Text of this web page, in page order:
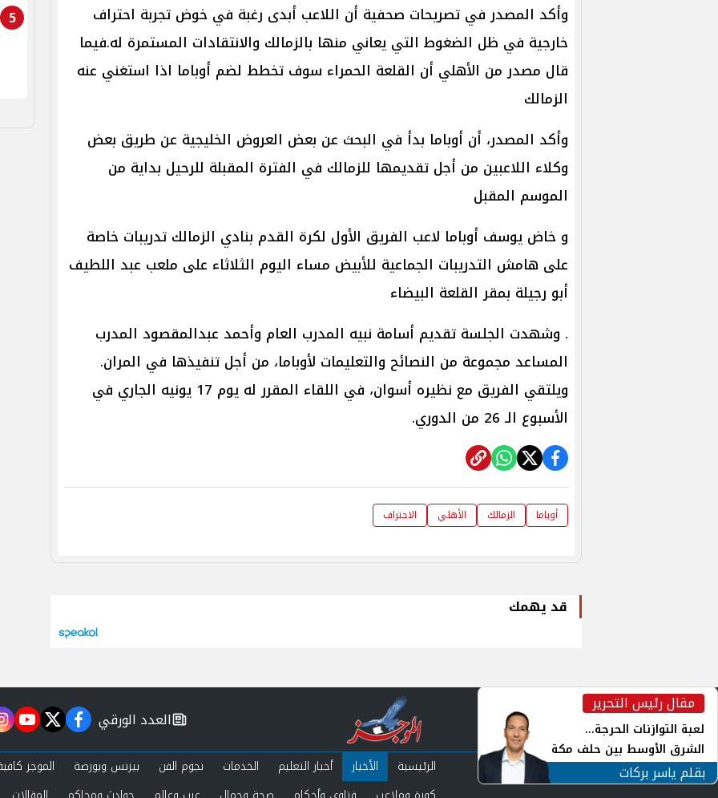
وأكد المصدر في تصريحات صحفية أن اللاعب أبدى رغبة في خوض تجربة احتراف
خارجية في ظل الضغوط التي يعاني منها بالزمالك والانتقادات المستمرة له.فيما
قال مصدر من الأهلي أن القلعة الحمراء سوف تخطط لضم أوباما اذا استغني عنه
الزمالك
وأكد المصدر، أن أوباما بدأ في البحث عن بعض العروض الخليجية عن طريق بعض
وكلاء اللاعبين من أجل تقديمها للزمالك في الفترة المقبلة للرحيل بداية من
الموسم المقبل
و خاض يوسف أوباما لاعب الفريق الأول لكرة القدم بنادي الزمالك تدريبات خاصة
على هامش التدريبات الجماعية للأبيض مساء اليوم الثلاثاء على ملعب عبد اللطيف
أبو رجيلة بمقر القلعة البيضاء
. وشهدت الجلسة تقديم أسامة نبيه المدرب العام وأحمد عبدالمقصود المدرب
المساعد مجموعة من النصائح والتعليمات لأوباما، من أجل تنفيذها في المران.
ويلتقي الفريق مع نظيره أسوان، في اللقاء المقرر له يوم 17 يونيه الجاري في
الأسبوع الـ 26 من الدوري.
أوباما الزمالك الأهلي الاحتراف
قد يهمك
5
مقال رئيس التحرير
لعبة التوازنات الحرجة...
الشرق الأوسط بين حلف مكة
ورياح طهران
بقلم ياسر بركات
newspaper
العدد الورقي facebook
twitter
الرئيسية الأخبار أخبار التعليم الخدمات نجوم الفن بيزنس وبورصة
الموجز